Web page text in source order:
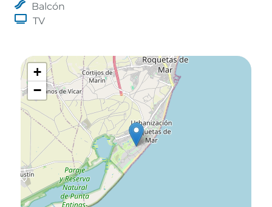
Balcón
TV
+
−